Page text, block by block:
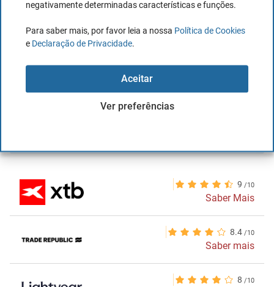
negativamente determinadas características e funções.
Para saber mais, por favor leia a nossa Política de Cookies
e Declaração de Privacidade
Aceitar
Ver preferências
9
Saber Mais
8.4
Saber mais
8